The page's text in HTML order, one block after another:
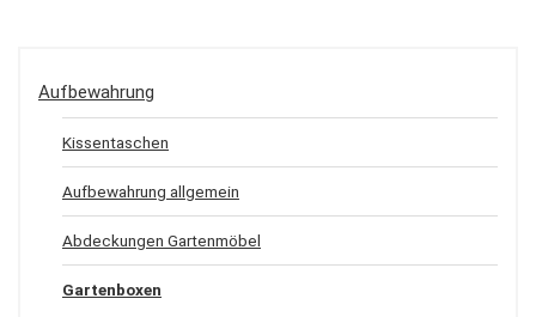
Aufbewahrung
Kissentaschen
Aufbewahrung allgemein
Abdeckungen Gartenmöbel
Gartenboxen